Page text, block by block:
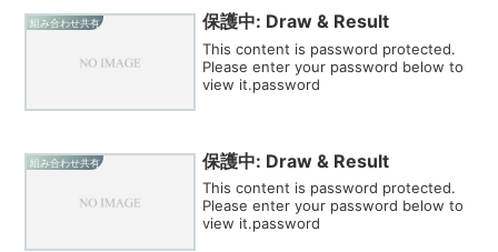
組み合わせ共有 保護中: Draw & Result
This content is password protected.
Please enter your password below to
view it.password
組み合わせ共有 保護中: Draw & Result
This content is password protected.
Please enter your password below to
view it.password